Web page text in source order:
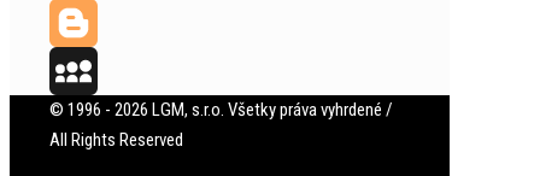
Reddit
Blogger
MySpace
© 1996 - 2026 LGM, s.r.o. Všetky práva vyhrdené /
All Rights Reserved